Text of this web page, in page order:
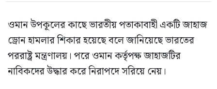
ওমান উপকূলের কাছে ভারতীয় পতাকাবাহী একটি জাহাজ
ড্রোন হামলার শিকার হয়েছে বলে জানিয়েছে ভারতের
পররাষ্ট্র মন্ত্রণালয়। পরে ওমান কর্তৃপক্ষ জাহাজটির
নাবিকদের উদ্ধার করে নিরাপদে সরিয়ে নেয়।